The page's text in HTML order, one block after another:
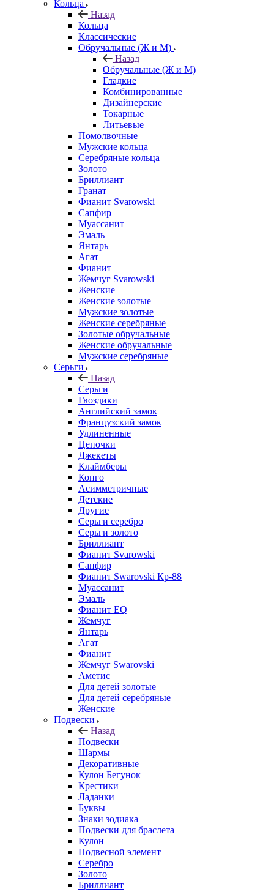
Кольца
Назад
Кольца
Классические
Обручальные (Ж и М)
Назад
Обручальные (Ж и М)
Гладкие
Комбинированные
Дизайнерские
Токарные
Литьевые
Помолвочные
Мужские кольца
Серебряные кольца
Золото
Бриллиант
Гранат
Фианит Svarowski
Сапфир
Муассанит
Эмаль
Янтарь
Агат
Фианит
Жемчуг Svarowski
Женские
Женские золотые
Мужские золотые
Женские серебряные
Золотые обручальные
Женские обручальные
Мужские серебряные
Серьги
Назад
Серьги
Гвоздики
Английский замок
Французский замок
Удлиненные
Цепочки
Джекеты
Клаймберы
Конго
Асимметричные
Детские
Другие
Серьги серебро
Серьги золото
Бриллиант
Фианит Svarowski
Сапфир
Фианит Swarovski Кр-88
Муассанит
Эмаль
Фианит EQ
Жемчуг
Янтарь
Агат
Фианит
Жемчуг Swarovski
Аметис
Для детей золотые
Для детей серебряные
Женские
Подвески
Назад
Подвески
Шармы
Декоративные
Кулон Бегунок
Крестики
Ладанки
Буквы
Знаки зодиака
Подвески для браслета
Кулон
Подвесной элемент
Серебро
Золото
Бриллиант